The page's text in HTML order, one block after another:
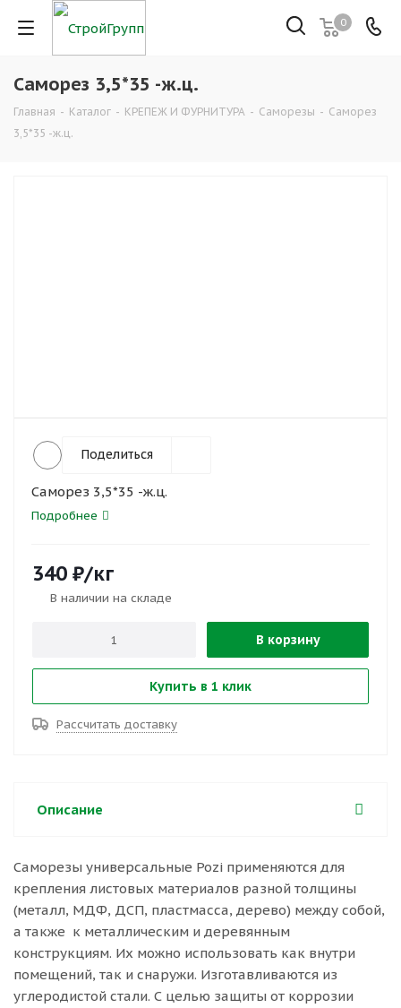
0
Саморез 3,5*35 -ж.ц.
Главная - Каталог - КРЕПЕЖ И ФУРНИТУРА - Саморезы - Саморез
3,5*35 -ж.ц.
Поделиться
Саморез 3,5*35 -ж.ц.
Подробнее
340 ₽/кг
В наличии на складе
В корзину
Купить в 1 клик
Рассчитать доставку
Описание
Саморезы универсальные Pozi применяются для
крепления листовых материалов разной толщины
(металл, МДФ, ДСП, пластмасса, дерево) между собой,
а также к металлическим и деревянным
конструкциям. Их можно использовать как внутри
помещений, так и снаружи. Изготавливаются из
углеродистой стали. С целью защиты от коррозии